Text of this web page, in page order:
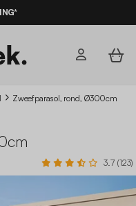
Zweefparasol, rond, Ø300cm
3.7 (123)